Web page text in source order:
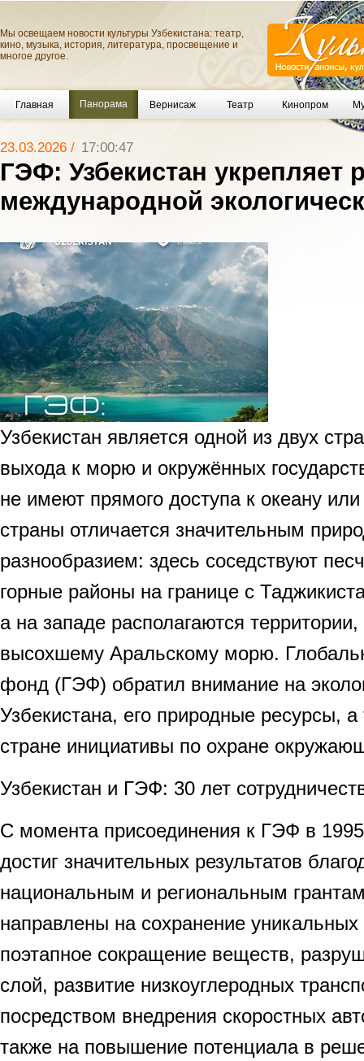
Мы освещаем новости культуры Узбекистана: театр,
кино, музыка, история, литература, просвещение и
многое другое.
Главная Панорама Вернисаж Театр Кинопром
23.03.2026 / 17:00:47
ГЭФ: Узбекистан укрепляет
международной
Узбекистан является одной из двух
выхода к морю и окружённых
не имеют прямого доступа к океану
страны отличается значительным
разнообразием: здесь соседствуют
горные районы на границе с
а на западе располагаются
высохшему Аральскому морю.
фонд (ГЭФ) обратил внимание на
Узбекистана, его природные ресурсы,
стране инициативы по охране
Узбекистан и ГЭФ: 30 лет
С момента присоединения к ГЭФ в 1995
достиг значительных результатов
национальным и региональным
направлены на сохранение
поэтапное сокращение веществ,
слой, развитие низкоуглеродных
посредством внедрения скоростных
также на повышение потенциала в